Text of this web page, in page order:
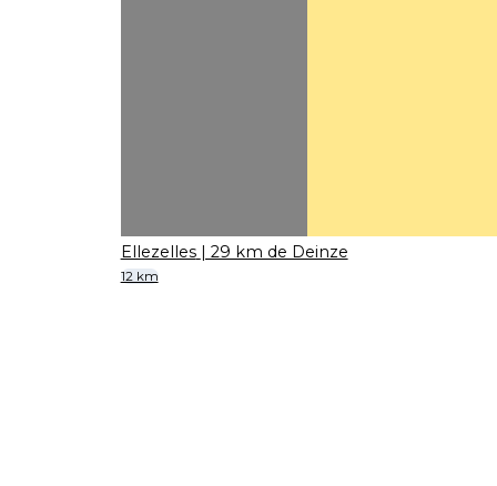
Ellezelles | 29 km de Deinze
12 km